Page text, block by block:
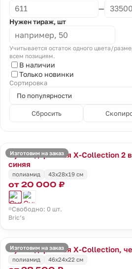
—
Нужен тираж, шт
Учитывается остаток одного цвета/
всем позициям.
В наличии
Только новинки
Сортировка
Сбросить
Изготовим на заказ
Сумка дорожная X-Collection 2
синяя
полиамид 43x28x19 см
от 20 000 ₽
Свободно: 0 шт.
Bric’s
Изготовим на заказ
Сумка дорожная X-Collection,
полиамид
46x24x22 см